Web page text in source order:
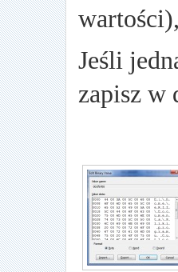
Jeśli
zapisz w